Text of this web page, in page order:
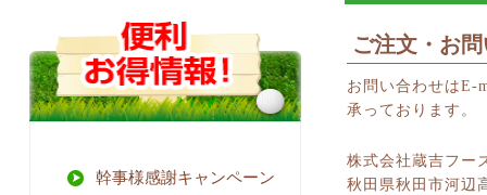
幹事様感謝キャンペーン
ご注文・お
お問い合わせはE-
承っております。
株式会社蔵吉フー
秋田県秋田市河辺